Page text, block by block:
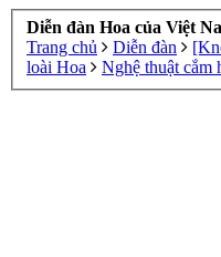
Diễn đàn Hoa của Việt
Trang chủ
Diễn đàn
loài Hoa
Nghệ thuật cắm